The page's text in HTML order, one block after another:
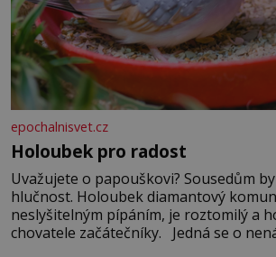
epochalnisvet.cz
Holoubek pro radost
Uvažujete o papouškovi? Sousedům
hlučnost. Holoubek diamantový
neslyšitelným pípáním, je roztomilý a
chovatele začátečníky. Jedná se o